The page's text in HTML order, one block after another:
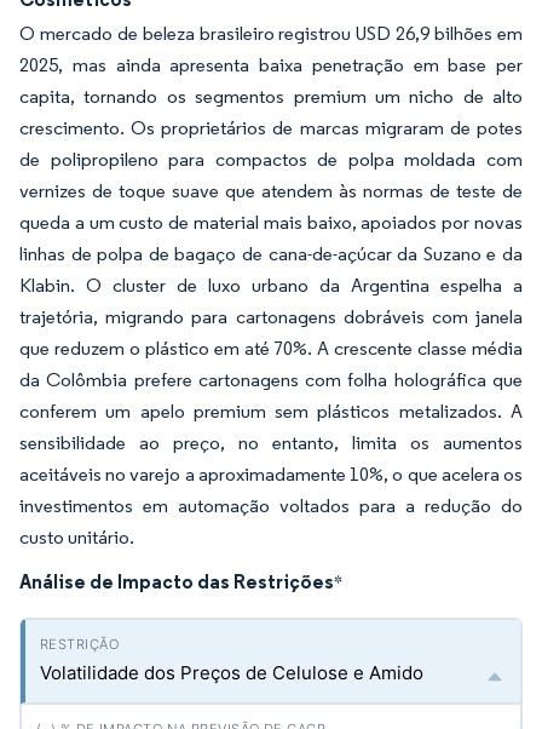
O mercado de beleza brasileiro registrou USD 26,9 bilhões em
2025, mas ainda apresenta baixa penetração em base per
capita, tornando os segmentos premium um nicho de alto
crescimento. Os proprietários de marcas migraram de potes
de polipropileno para compactos de polpa moldada com
vernizes de toque suave que atendem às normas de teste de
queda a um custo de material mais baixo, apoiados por novas
linhas de polpa de bagaço de cana-de-açúcar da Suzano e da
Klabin. O cluster de luxo urbano da Argentina espelha a
trajetória, migrando para cartonagens dobráveis com janela
que reduzem o plástico em até 70%. A crescente classe média
da Colômbia prefere cartonagens com folha holográfica que
conferem um apelo premium sem plásticos metalizados. A
sensibilidade ao preço, no entanto, limita os aumentos
aceitáveis no varejo a aproximadamente 10%, o que acelera os
investimentos em automação voltados para a redução do
custo unitário.
Análise de Impacto das Restrições*
Volatilidade dos Preços de Celulose e Amido